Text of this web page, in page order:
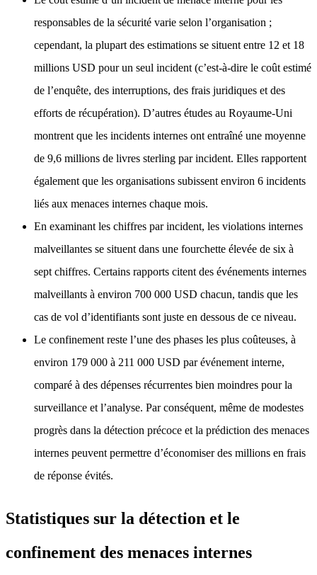
responsables de la sécurité varie selon l’organisation ;
cependant, la plupart des estimations se situent entre 12 et 18
millions USD pour un seul incident (c’est-à-dire le coût estimé
de l’enquête, des interruptions, des frais juridiques et des
efforts de récupération). D’autres études au Royaume-Uni
montrent que les incidents internes ont entraîné une moyenne
de 9,6 millions de livres sterling par incident. Elles rapportent
également que les organisations subissent environ 6 incidents
liés aux menaces internes chaque mois.
En examinant les chiffres par incident, les violations internes
malveillantes se situent dans une fourchette élevée de six à
sept chiffres. Certains rapports citent des événements internes
malveillants à environ 700 000 USD chacun, tandis que les
cas de vol d’identifiants sont juste en dessous de ce niveau.
Le confinement reste l’une des phases les plus coûteuses, à
environ 179 000 à 211 000 USD par événement interne,
comparé à des dépenses récurrentes bien moindres pour la
surveillance et l’analyse. Par conséquent, même de modestes
progrès dans la détection précoce et la prédiction des menaces
internes peuvent permettre d’économiser des millions en frais
de réponse évités.
Statistiques sur la détection et le
confinement des menaces internes